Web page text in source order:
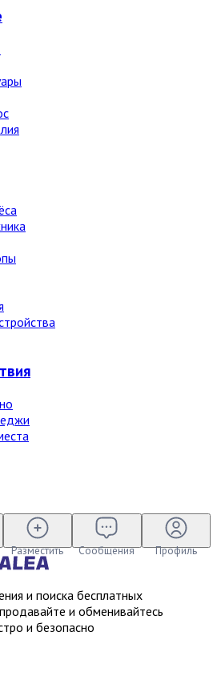
Разместить Сообщения Профиль
и поиска бесплатных
и обменивайтесь
и безопасно